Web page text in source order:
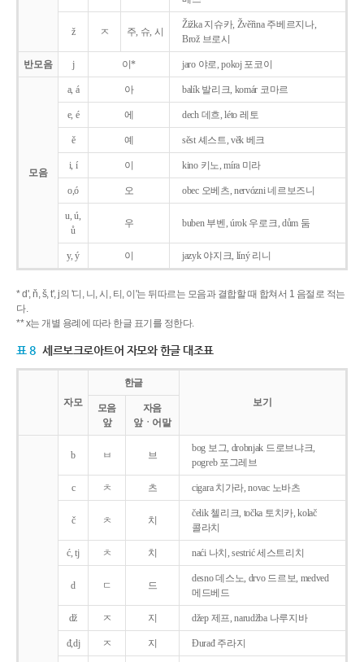
ž ㅈ 주, 슈, 시
Žižka 지슈카, Žvěřina 주베르지나,
Brož 브로시
반모음 j 이* jaro 야로, pokoj 포코이
모음
a, á 아 balík 발리크, komár 코마르
e, é 에 dech 데흐, léto 레토
ě 예 sěst 셰스트, věk 베크
i, í 이 kino 키노, míra 미라
o,ó 오 obec 오베츠, nervózni 네르보즈니
u, ú,
ů
우 buben 부벤, úrok 우로크, dům 둠
y, ý 이 jazyk야지크, líný 리니
* d', ň, š, t', j의 '디, 니, 시, 티, 이'는 뒤따르는 모음과 결합할 때 합쳐서 1 음절로 적는
다.
** x는 개별 용례에 따라 한글 표기를 정한다.
표 8 세르보크로아트어 자모와 한글 대조표
자모
한글
보기
모음
앞
자음
앞ㆍ어말
b ㅂ 브
bog 보그, drobnjak 드로브냐크,
pogreb 포그레브
c ㅊ 츠 cigara 치가라, novac 노바츠
č ㅊ 치
čelik 첼리크, točka 토치카, kolač
콜라치
ć, tj ㅊ 치 naći 나치, sestrić 세스트리치
d ㄷ 드
desno 데스노, drvo 드르보, medved
메드베드
dž ㅈ 지 džep 제프, narudžba 나루지바
đ,dj ㅈ 지 Ðurađ 주라지